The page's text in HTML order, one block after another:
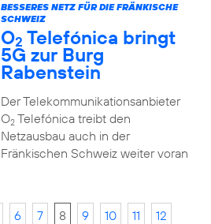
BESSERES NETZ FÜR DIE FRÄNKISCHE
SCHWEIZ
O2 Telefónica bringt
5G zur Burg
Rabenstein
Der Telekommunikationsanbieter
O2Telefónica treibt den
Netzausbau auch in der
Fränkischen Schweiz weiter voran
6 7 8 9 10 11
12